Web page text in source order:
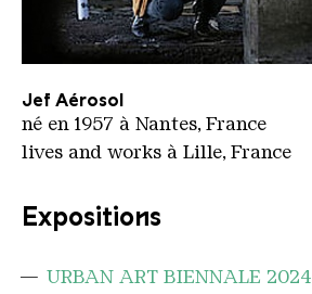
Jef Aérosol
Jef Aérosol
né en 1957 à Nantes, France
lives and works à Lille, France
Expositions
URBAN ART BIENNALE 2024